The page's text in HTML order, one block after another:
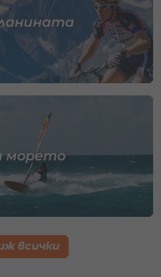
морето
всички